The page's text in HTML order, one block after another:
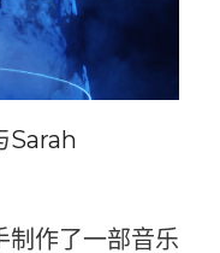
Sarah
制作了一部音乐